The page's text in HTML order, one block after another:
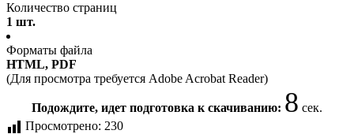
Количество страниц
1 шт.
Форматы файла
HTML, PDF
(Для просмотра требуется Adobe Acrobat Reader)
Подождите, идет подготовка к скачиванию: 8 сек.
Просмотрено: 230